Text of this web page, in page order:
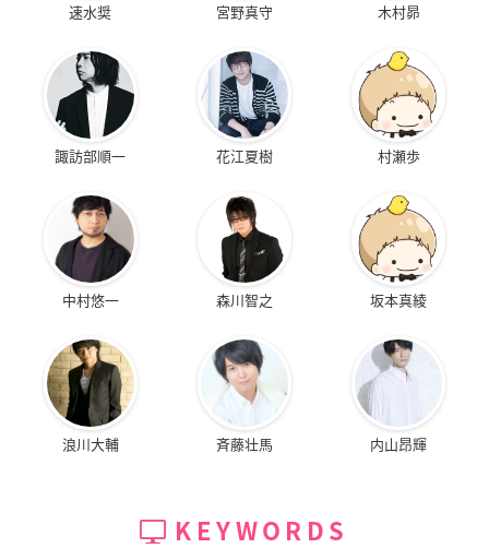
速水奨 宮野真守 木村昴
諏訪部順一 花江夏樹 村瀬歩
中村悠一 森川智之 坂本真綾
浪川大輔 斉藤壮馬 内山昂輝
KEYWORDS